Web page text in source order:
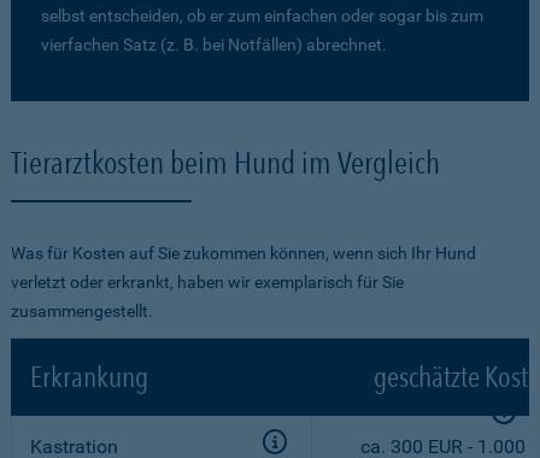
selbst entscheiden, ob er zum einfachen oder sogar bis zum
vierfachen Satz (z. B. bei Notfällen) abrechnet.
Tierarztkosten beim Hund im Vergleich
Was für Kosten auf Sie zukommen können, wenn sich Ihr Hund
verletzt oder erkrankt, haben wir exemplarisch für Sie
zusammengestellt.
Erkrankung geschätzte
Kastration ca. 300 EUR - 1.000